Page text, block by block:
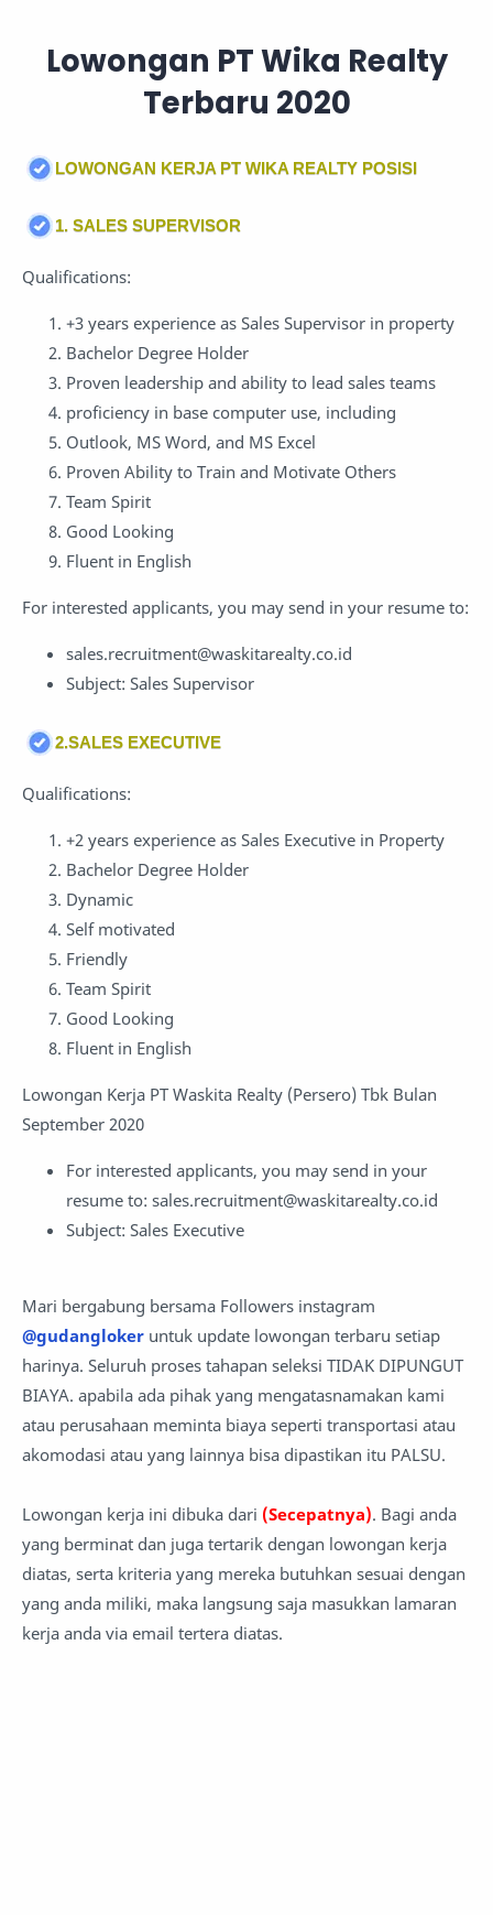
Lowongan PT Wika Realty
Terbaru 2020
LOWONGAN KERJA PT WIKA REALTY POSISI
1. SALES SUPERVISOR
Qualifications:
+3 years experience as Sales Supervisor in property
Bachelor Degree Holder
Proven leadership and ability to lead sales teams
proficiency in base computer use, including
Outlook, MS Word, and MS Excel
Proven Ability to Train and Motivate Others
Team Spirit
Good Looking
Fluent in English
For interested applicants, you may send in your resume to:
sales.recruitment@waskitarealty.co.id
Subject: Sales Supervisor
2.SALES EXECUTIVE
Qualifications:
+2 years experience as Sales Executive in Property
Bachelor Degree Holder
Dynamic
Self motivated
Friendly
Team Spirit
Good Looking
Fluent in English
Lowongan Kerja PT Waskita Realty (Persero) Tbk Bulan
September 2020
For interested applicants, you may send in your
resume to: sales.recruitment@waskitarealty.co.id
Subject: Sales Executive
Mari bergabung bersama Followers instagram
@gudangloker untuk update lowongan terbaru setiap
harinya. Seluruh proses tahapan seleksi TIDAK DIPUNGUT
BIAYA. apabila ada pihak yang mengatasnamakan kami
atau perusahaan meminta biaya seperti transportasi atau
akomodasi atau yang lainnya bisa dipastikan itu PALSU.
Lowongan kerja ini dibuka dari (Secepatnya). Bagi anda
yang berminat dan juga tertarik dengan lowongan kerja
diatas, serta kriteria yang mereka butuhkan sesuai dengan
yang anda miliki, maka langsung saja masukkan lamaran
kerja anda via email tertera diatas.